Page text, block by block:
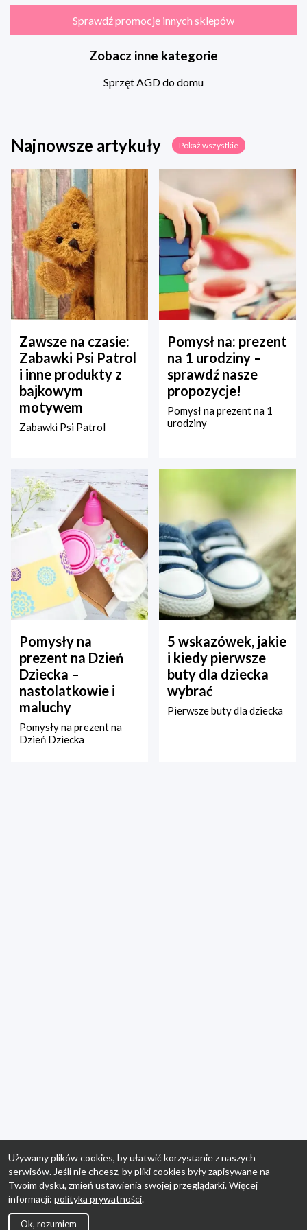
Sprawdź promocje innych sklepów
Zobacz inne kategorie
Sprzęt AGD do domu
Najnowsze artykuły Pokaż wszystkie
Zawsze na czasie:
Zabawki Psi Patrol
i inne produkty z
bajkowym
motywem
Zabawki Psi Patrol
Pomysł na: prezent
na 1 urodziny –
sprawdź nasze
propozycje!
Pomysł na prezent na 1
urodziny
Pomysły na
prezent na Dzień
Dziecka –
nastolatkowie i
maluchy
Pomysły na prezent na
Dzień Dziecka
5 wskazówek, jakie
i kiedy pierwsze
buty dla dziecka
wybrać
Pierwsze buty dla dziecka
Używamy plików cookies, by ułatwić korzystanie z naszych
serwisów. Jeśli nie chcesz, by pliki cookies były zapisywane na
Twoim dysku, zmień ustawienia swojej przeglądarki. Więcej
informacji: polityka prywatności.
Ok, rozumiem